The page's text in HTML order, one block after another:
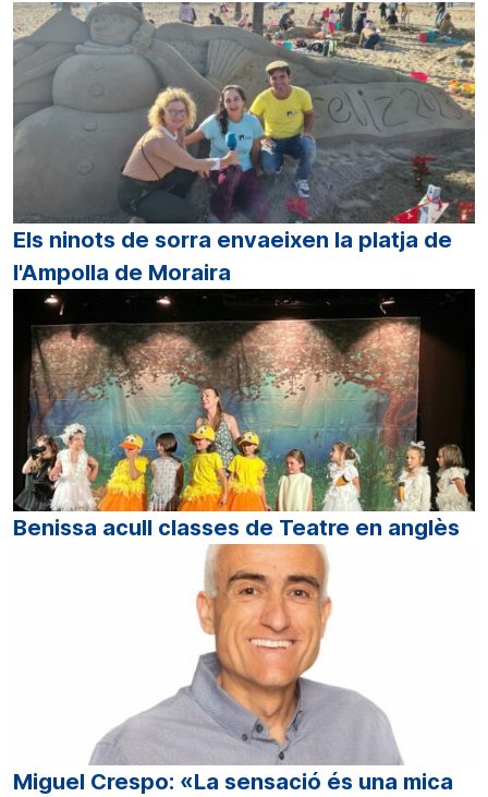
Els ninots de sorra envaeixen la platja de
l'Ampolla de Moraira
Benissa acull classes de Teatre en anglès
Miguel Crespo: «La sensació és una mica